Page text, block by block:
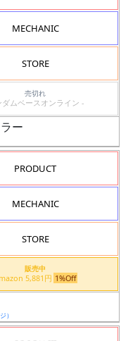
MECHANIC
STORE
売切れ
ガンダムベースオンライン -
ー
PRODUCT
MECHANIC
STORE
販売中
Amazon 5,881円 1%Off
）